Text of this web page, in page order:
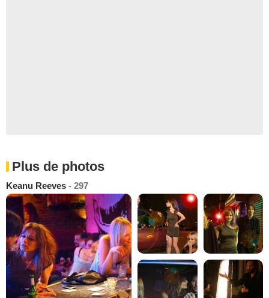
Plus de photos
Keanu Reeves - 297